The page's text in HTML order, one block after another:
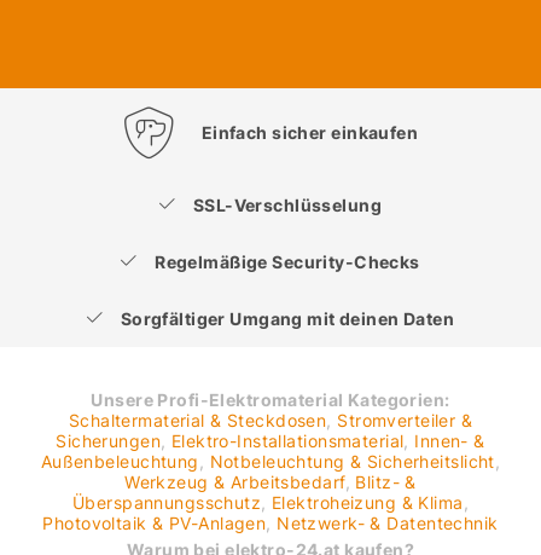
Einfach sicher einkaufen
SSL-Verschlüsselung
Regelmäßige Security-Checks
Sorgfältiger Umgang mit deinen Daten
Unsere Profi-Elektromaterial Kategorien:
Schaltermaterial & Steckdosen Stromverteiler &
Sicherungen Elektro-Installationsmaterial Innen- &
Außenbeleuchtung
Notbeleuchtung & Sicherheitslicht
Werkzeug & Arbeitsbedarf, Blitz- &
Überspannungsschutz
Elektroheizung & Klima
Photovoltaik & PV-Anlagen Netzwerk- & Datentechnik
Warum bei elektro-24.at kaufen?